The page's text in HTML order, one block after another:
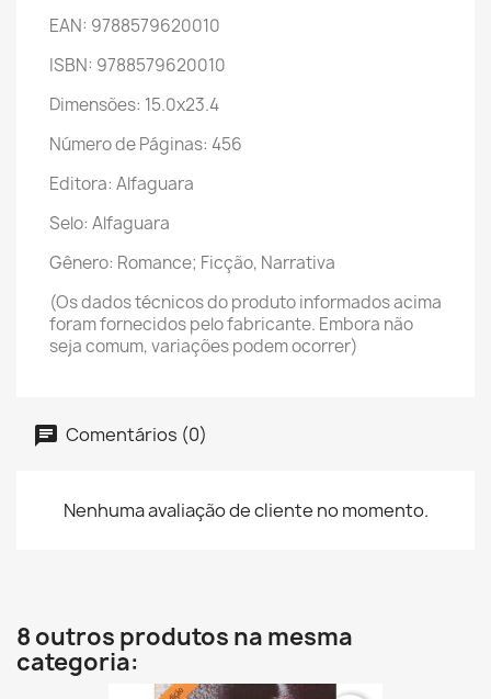
EAN: 9788579620010
ISBN: 9788579620010
Dimensões: 15.0x23.4
Número de Páginas: 456
Editora: Alfaguara
Selo: Alfaguara
Gênero: Romance; Ficção, Narrativa
(Os dados técnicos do produto informados acima
foram fornecidos pelo fabricante. Embora não
seja comum, variações podem ocorrer)
Comentários (0)
Nenhuma avaliação de cliente no momento.
8 outros produtos na mesma
categoria: